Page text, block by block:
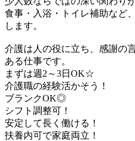
食事・入浴・トイレ補助など
します。
介護は人の役に立ち、感謝の
ある仕事です。
まずは週2～3日OK☆
介護職の経験活かそう！
ブランクOK◎
シフト調整可！
安定して長く働ける！
扶養内可で家庭両立！